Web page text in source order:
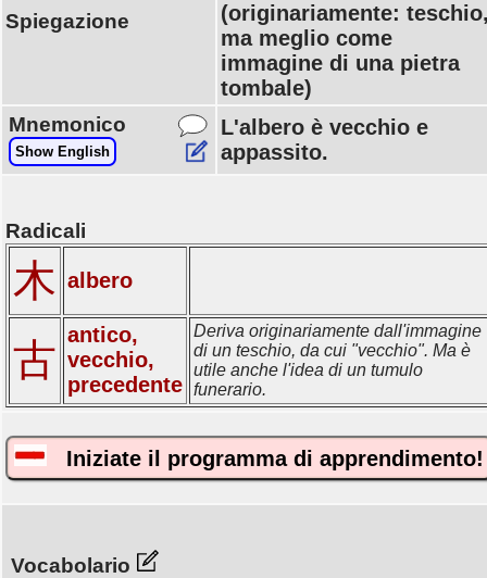
Spiegazione
(originariamente:
ma meglio come
immagine di una pietra
tombale)
Mnemonico
Show English
L'albero è vecchio e
appassito.
Radicali
木 albero
古
antico,
vecchio,
precedente
Deriva originariamente dall'immagine
di un teschio, da cui "vecchio". Ma è
utile anche l'idea di un tumulo
funerario.
Iniziate il programma di apprendimento!
Vocabolario